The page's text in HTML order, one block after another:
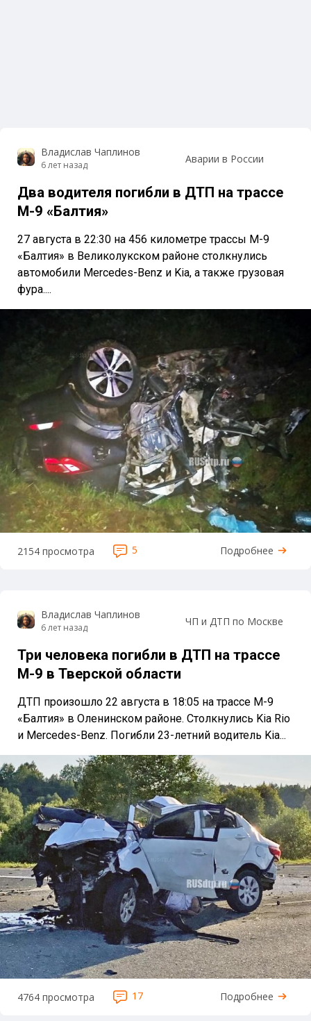
Владислав Чаплинов
6 лет назад Аварии в России
Два водителя погибли в ДТП на трассе
М-9 «Балтия»
27 августа в 22:30 на 456 километре трассы М-9
«Балтия» в Великолукском районе столкнулись
автомобили Mercedes-Benz и Kia, а также грузовая
фура....
2154 просмотра 5 Подробнее
Владислав Чаплинов
6 лет назад ЧП и ДТП по Москве
Три человека погибли в ДТП на трассе
М-9 в Тверской области
ДТП произошло 22 августа в 18:05 на трассе М-9
«Балтия» в Оленинском районе. Столкнулись Kia Rio
и Mercedes-Benz. Погибли 23-летний водитель Kia...
4764 просмотра 17 Подробнее